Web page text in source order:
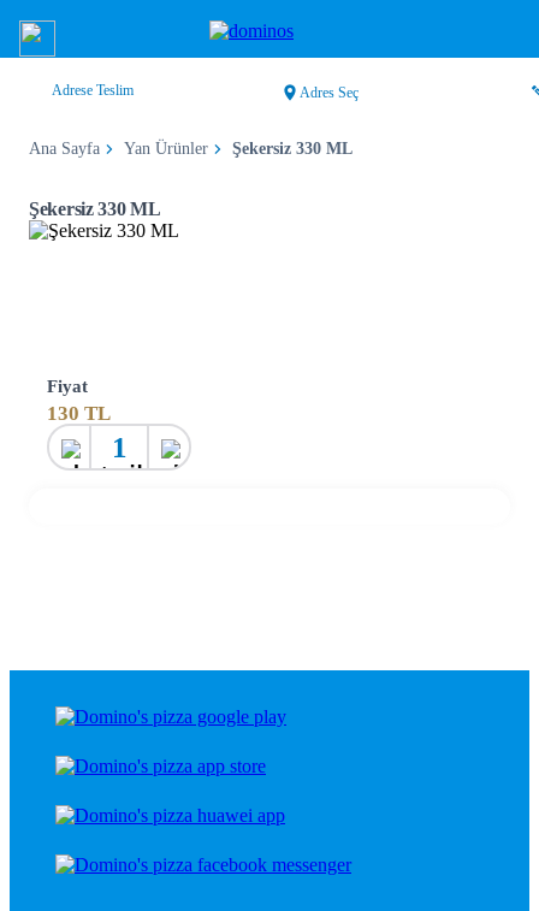
Adrese Teslim Adres Seç
Ana Sayfa Yan Ürünler Şekersiz 330 ML
Şekersiz 330 ML
Fiyat
130 TL
1